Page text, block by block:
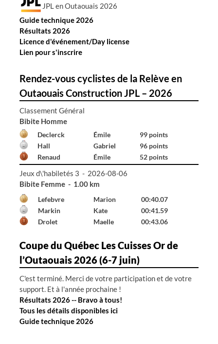
JPL en Outaouais 2026
Guide technique 2026
Résultats 2026
Licence d'événement/Day license
Lien pour s'inscrire
Rendez-vous cyclistes de la Relève en
Outaouais Construction JPL – 2026
Classement Général
Bibite Homme
Declerck Émile
99 points
Hall
Gabriel
96 points
Renaud
Émile 52 points
Jeux d\'habiletés 3 - 2026-08-06
Bibite Homme - 1.00 km
Declerck Émile
00:41.65
Hall
Gabriel
01:24.87
---
--- 99:99.00
Coupe du Québec Les Cuisses Or de
l’Outaouais 2026 (6-7 juin)
C'est terminé. Merci de votre participation et de votre
support. Et à l'année prochaine !
Résultats 2026 -- Bravo à tous!
Tous les détails disponibles ici
Guide technique 2026